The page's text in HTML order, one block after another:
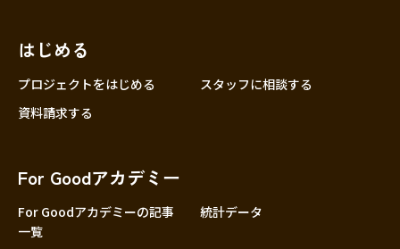
はじめる
プロジェクトをはじめる
スタッフに相談する
資料請求する
For Goodアカデミー
For Goodアカデミーの記事
一覧
統計データ